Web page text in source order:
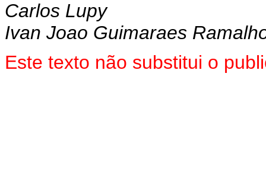
Carlos Lupy
Ivan Joao Guimaraes
Este texto não substitui o